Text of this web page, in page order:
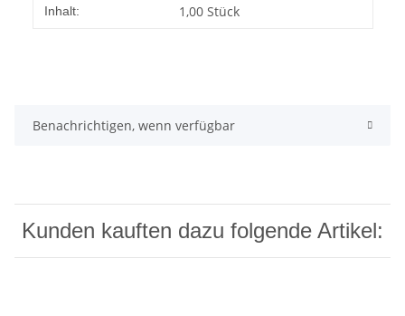
Produkteigenschaft
Wert
Inhalt: 1,00 Stück
Benachrichtigen, wenn verfügbar
Kunden kauften dazu folgende Artikel: